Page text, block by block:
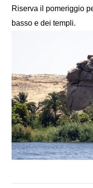
Riserva il pomeriggio
basso e dei templi.